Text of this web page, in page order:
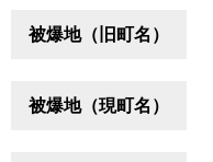
被爆地（旧町名）
被爆地（現町名）